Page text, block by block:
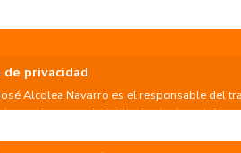
privacidad
Alcolea Navarro es el responsable del
por lo que se le facilita la siguiente
mantener una relación de envío
y productos a los usuarios que